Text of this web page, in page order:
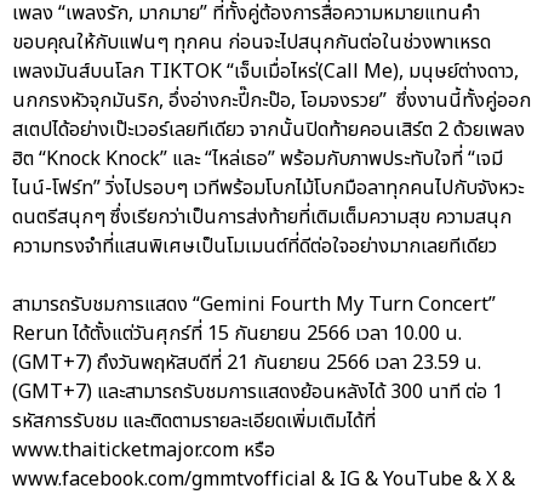
เพลง “เพลงรัก, มากมาย” ที่ทั้งคู่ต้องการสื่อความหมายแทนคำ
ขอบคุณให้กับแฟนๆ ทุกคน ก่อนจะไปสนุกกันต่อในช่วงพาเหรด
เพลงมันส์บนโลก TIKTOK “เจ็บเมื่อไหร่(Call Me), มนุษย์ต่างดาว,
นกกรงหัวจุกมันริก, อึ่งอ่างกะปี๊กะป๊อ, โอมจงรวย” ซึ่งงานนี้ทั้งคู่ออก
สเตปได้อย่างเป๊ะเวอร์เลยทีเดียว จากนั้นปิดท้ายคอนเสิร์ต 2 ด้วยเพลง
ฮิต “Knock Knock” และ “ไหล่เธอ” พร้อมกับภาพประทับใจที่ “เจมี
ไนน์-โฟร์ท” วิ่งไปรอบๆ เวทีพร้อมโบกไม้โบกมือลาทุกคนไปกับจังหวะ
ดนตรีสนุกๆ ซึ่งเรียกว่าเป็นการส่งท้ายที่เติมเต็มความสุข ความสนุก
ความทรงจำที่แสนพิเศษเป็นโมเมนต์ที่ดีต่อใจอย่างมากเลยทีเดียว
สามารถรับชมการแสดง “Gemini Fourth My Turn Concert”
Rerun ได้ตั้งแต่วันศุกร์ที่ 15 กันยายน 2566 เวลา 10.00 น.
(GMT+7) ถึงวันพฤหัสบดีที่ 21 กันยายน 2566 เวลา 23.59 น.
(GMT+7) และสามารถรับชมการแสดงย้อนหลังได้ 300 นาที ต่อ 1
รหัสการรับชม และติดตามรายละเอียดเพิ่มเติมได้ที่
www.thaiticketmajor.com หรือ
www.facebook.com/gmmtvofficial & IG & YouTube & X &